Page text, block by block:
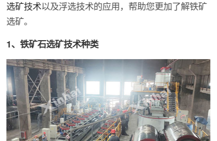
选矿技术以及浮选技术的应用，帮助您更加了解铁矿
选矿。
1、铁矿石选矿技术种类